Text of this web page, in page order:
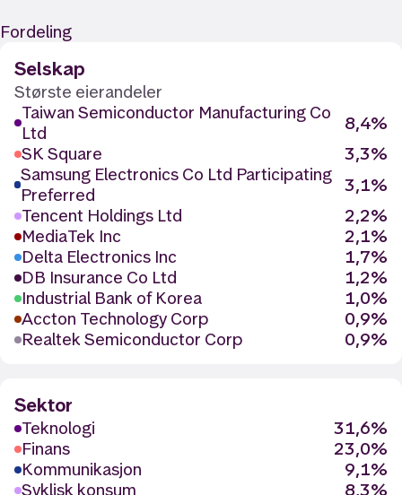
Fordeling
Selskap
Største eierandeler
Taiwan Semiconductor Manufacturing Co
Ltd
8,4%
SK Square
3,3%
Samsung Electronics Co Ltd Participating
Preferred
3,1%
Tencent Holdings Ltd
2,2%
MediaTek Inc
2,1%
Delta Electronics Inc
1,7%
DB Insurance Co Ltd
1,2%
Industrial Bank of Korea
1,0%
Accton Technology Corp
0,9%
Realtek Semiconductor Corp
0,9%
Sektor
Teknologi
31,6%
Finans
23,0%
Kommunikasjon
9,1%
Syklisk konsum
8,3%